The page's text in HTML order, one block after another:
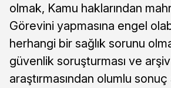
olmak, Kamu haklarından
Görevini yapmasına engel
herhangi bir sağlık sorunu
güvenlik soruşturması ve arşiv
araştırmasından olumlu